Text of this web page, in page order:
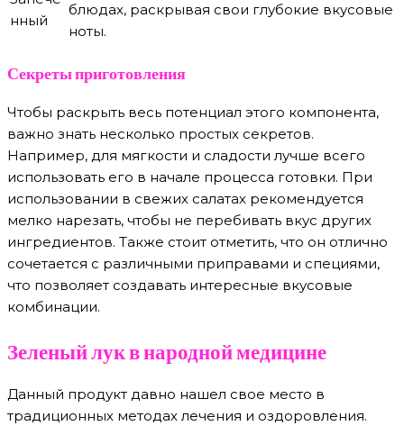
нный
блюдах, раскрывая свои глубокие вкусовые
ноты.
Секреты приготовления
Чтобы раскрыть весь потенциал этого компонента,
важно знать несколько простых секретов.
Например, для мягкости и сладости лучше всего
использовать его в начале процесса готовки. При
использовании в свежих салатах рекомендуется
мелко нарезать, чтобы не перебивать вкус других
ингредиентов. Также стоит отметить, что он отлично
сочетается с различными приправами и специями,
что позволяет создавать интересные вкусовые
комбинации.
Зеленый лук в народной медицине
Данный продукт давно нашел свое место в
традиционных методах лечения и оздоровления.